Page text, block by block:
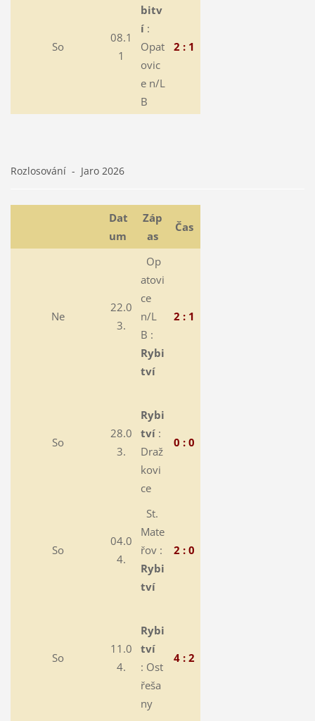
So
08.1
1
bitv
í:
Opat
ovic
e n/L
B
2 : 1
Rozlosování - Jaro 2026
Dat
um
Záp
as
Čas
Ne
22.0
3.
Op
atovi
ce
n/L
B :
Rybi
tví
2 : 1
So
28.0
3.
Rybi
tví:
Draž
kovi
ce
0 : 0
So
04.0
4.
St.
Mate
řov :
Rybi
tví
2 : 0
So
11.0
4.
Rybi
tví
: Ost
řeša
ny
4 : 2